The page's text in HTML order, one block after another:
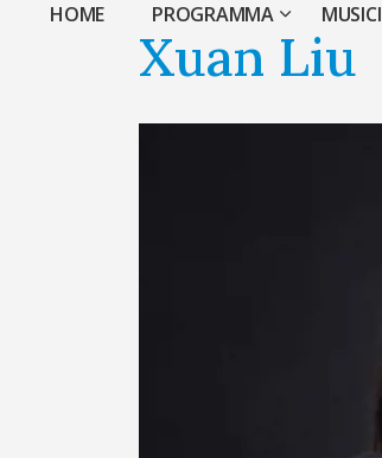
HOME PROGRAMMA MUSICI
Xuan Liu